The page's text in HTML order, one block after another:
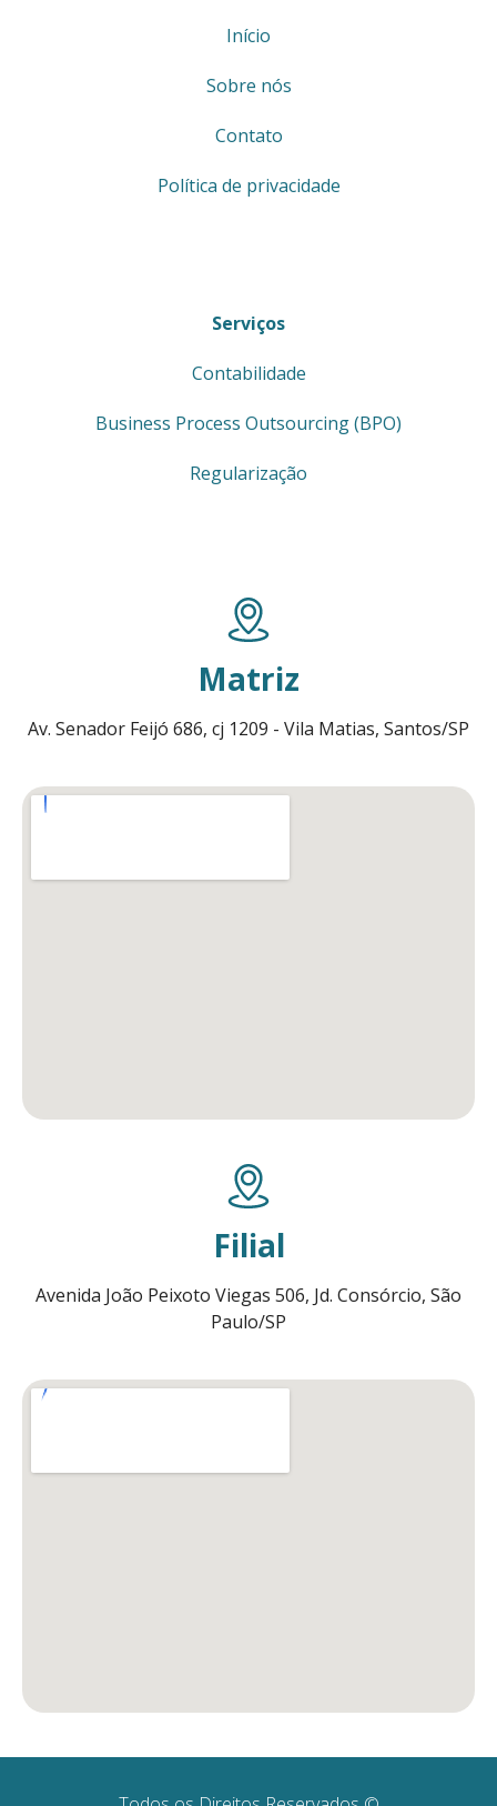
Início
Sobre nós
Contato
Política de privacidade
Serviços
Contabilidade
Business Process Outsourcing (BPO)
Regularização
Matriz
Av. Senador Feijó 686, cj 1209 - Vila Matias, Santos/SP
Filial
Avenida João Peixoto Viegas 506, Jd. Consórcio, São
Paulo/SP